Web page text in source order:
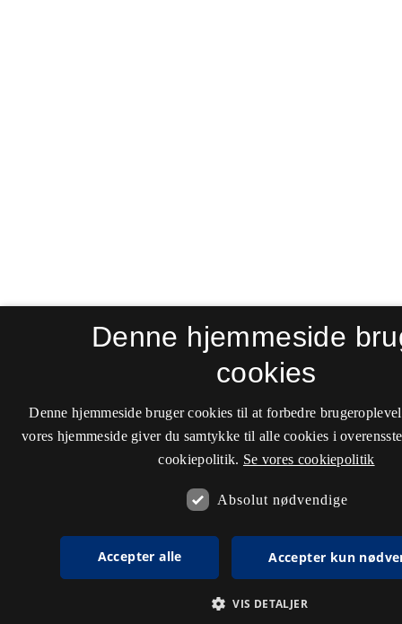
Denne hjemmeside
cookies
Denne hjemmeside bruger cookies til at forbedre
vores hjemmeside giver du samtykke til alle cookies i
cookiepolitik. Se vores cookiepolitik
Absolut nødvendige
Accepter alle Accepter kun
VIS DETALJER